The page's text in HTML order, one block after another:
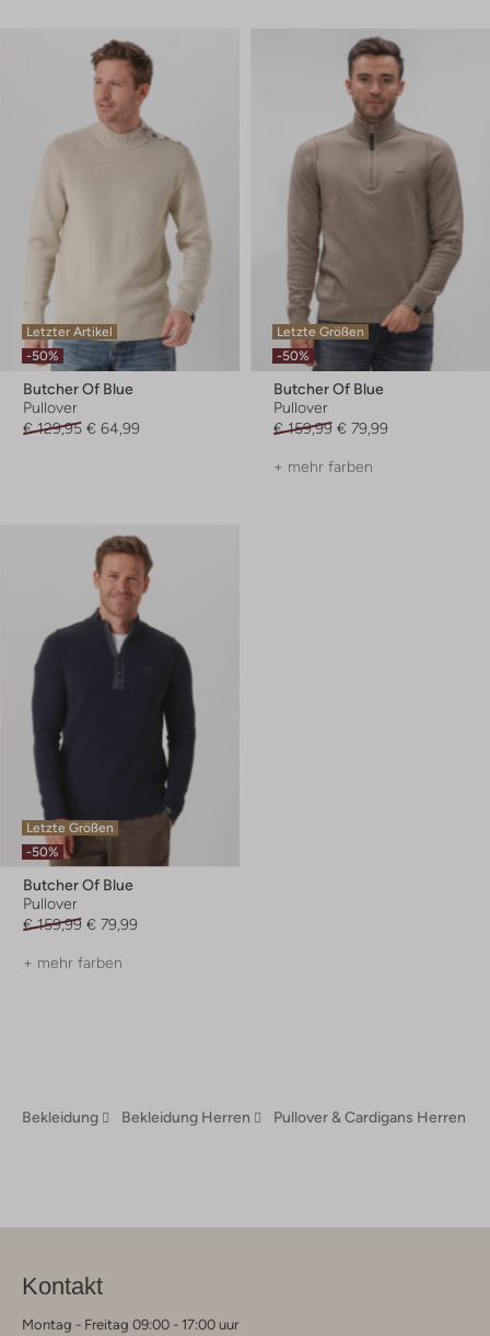
Letzter Artikel
-50%
Butcher Of Blue
Pullover
€ 129,95 € 64,99
Letzte Größen
-50%
Butcher Of Blue
Pullover
€ 159,99 € 79,99
+ mehr farben
Letzte Größen
-50%
Butcher Of Blue
Pullover
€ 159,99 € 79,99
+ mehr farben
Bekleidung Bekleidung Herren Pullover & Cardigans Herren
Kontakt
Montag - Freitag 09:00 - 17:00 uur